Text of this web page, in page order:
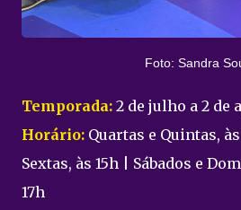
Foto: Sandra
Temporada: 2 de julho a 2 de
Horário: Quartas e Quintas, às
Sextas, às 15h | Sábados e
17h